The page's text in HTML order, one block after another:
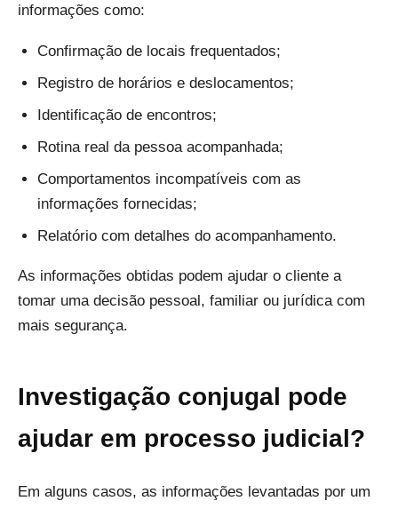
informações como:
Confirmação de locais frequentados;
Registro de horários e deslocamentos;
Identificação de encontros;
Rotina real da pessoa acompanhada;
Comportamentos incompatíveis com as
informações fornecidas;
Relatório com detalhes do acompanhamento.
As informações obtidas podem ajudar o cliente a
tomar uma decisão pessoal, familiar ou jurídica com
mais segurança.
Investigação conjugal pode
ajudar em processo judicial?
Em alguns casos, as informações levantadas por um